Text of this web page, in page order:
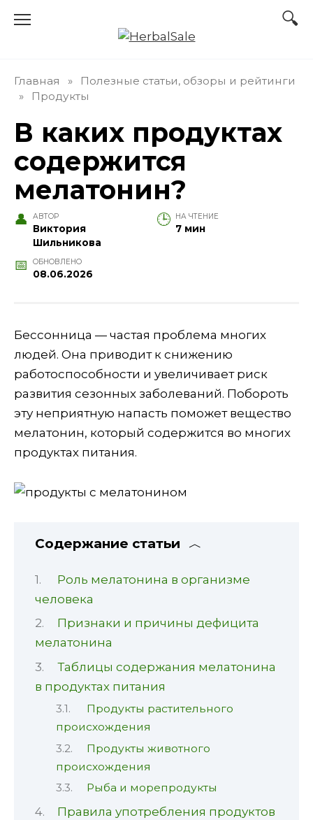
Главная »
Полезные статьи, обзоры и рейтинги
»
Продукты
В каких продуктах
содержится
мелатонин?
АВТОР
Виктория
Шильникова
НА ЧТЕНИЕ
7 мин
ОБНОВЛЕНО
08.06.2026
Бессонница — частая проблема многих
людей. Она приводит к снижению
работоспособности и увеличивает риск
развития сезонных заболеваний. Побороть
эту неприятную напасть поможет вещество
мелатонин, который содержится во многих
продуктах питания.
Содержание статьи
Роль мелатонина в организме
человека
Признаки и причины дефицита
мелатонина
Таблицы содержания мелатонина
в продуктах питания
Продукты растительного
происхождения
Продукты животного
происхождения
Рыба и морепродукты
Правила употребления продуктов